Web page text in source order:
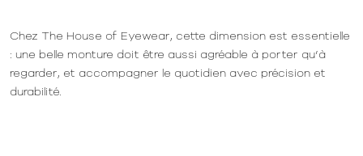
Chez The House of Eyewear, cette dimension est essentielle
: une belle monture doit être aussi agréable à porter qu’à
regarder, et accompagner le quotidien avec précision et
durabilité.